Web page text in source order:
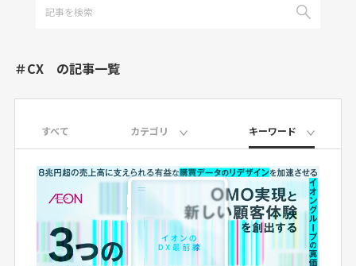
＃CX の記事一覧
すべて カテゴリ キーワード